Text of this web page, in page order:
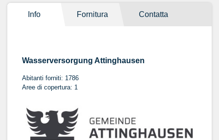
Info Fornitura Contatta
Wasserversorgung Attinghausen
Abitanti forniti: 1786
Aree di copertura: 1